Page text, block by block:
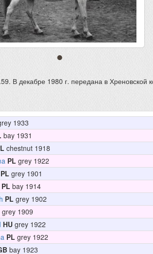
В декабре 1980 г. передана в Хреновской
1933
bay 1931
chestnut 1918
PL grey 1922
PL grey 1901
PL bay 1914
PL grey 1902
grey 1909
HU grey 1922
PL grey 1922
bay 1923